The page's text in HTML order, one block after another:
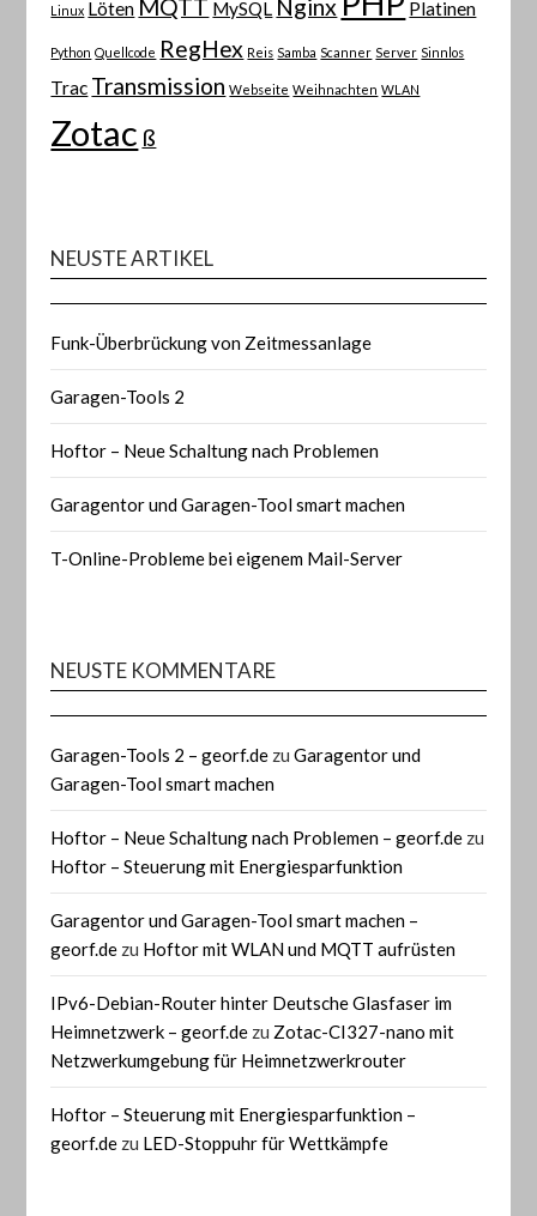
Linux Löten MQTT MySQL Nginx Platinen
Python Quellcode RegHex Reis Samba Scanner Server Sinnlos
Trac Transmission Webseite Weihnachten WLAN
Zotac ß
NEUSTE ARTIKEL
Funk-Überbrückung von Zeitmessanlage
Garagen-Tools 2
Hoftor – Neue Schaltung nach Problemen
Garagentor und Garagen-Tool smart machen
T-Online-Probleme bei eigenem Mail-Server
NEUSTE KOMMENTARE
Garagen-Tools 2 – georf.de zuGaragentor und
Garagen-Tool smart machen
Hoftor – Neue Schaltung nach Problemen – georf.de zu
Hoftor – Steuerung mit Energiesparfunktion
Garagentor und Garagen-Tool smart machen –
georf.de zu Hoftor mit WLAN und MQTT aufrüsten
IPv6-Debian-Router hinter Deutsche Glasfaser im
Heimnetzwerk – georf.de zu Zotac-CI327-nano mit
Netzwerkumgebung für Heimnetzwerkrouter
Hoftor – Steuerung mit Energiesparfunktion –
georf.de zu LED-Stoppuhr für Wettkämpfe